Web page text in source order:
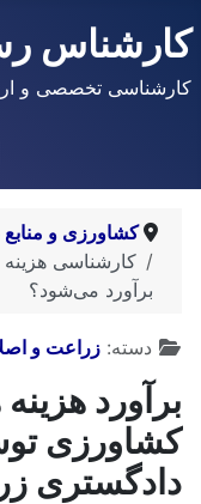
کارشناس
کارشناسی تخصصی و
کشاورزی و
کارشناسی
برآورد می‌شود؟
توضیحات
دسته: زراعت و
برآورد
کشاورزی
دادگستری